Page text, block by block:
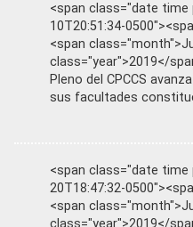
<span class="date time
10T20:51:34-
<span
class="year">2019</
Pleno del CPCCS
sus facultades
<span class="date time
20T18:47:32-
<span
class="year">2019</